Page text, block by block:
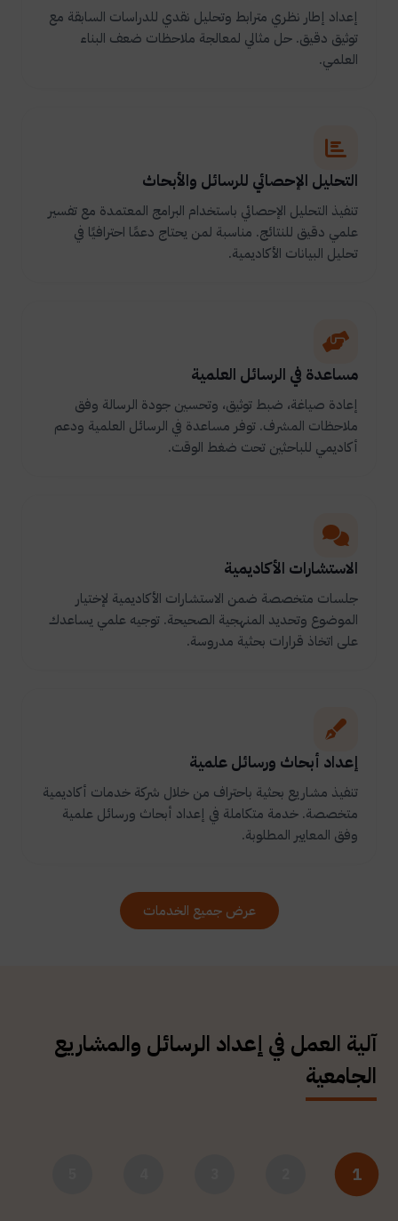
إعداد إطار نظري مترابط وتحليل نقدي للدراسات السابقة مع
توثيق دقيق. حل مثالي لمعالجة ملاحظات ضعف البناء
العلمي.
التحليل الإحصائي للرسائل والأبحاث
تنفيذ التحليل الإحصائي باستخدام البرامج المعتمدة مع تفسير
علمي دقيق للنتائج. مناسبة لمن يحتاج دعمًا احترافيًا في
تحليل البيانات الأكاديمية.
مساعدة في الرسائل العلمية
إعادة صياغة، ضبط توثيق، وتحسين جودة الرسالة وفق
ملاحظات المشرف. توفر مساعدة في الرسائل العلمية ودعم
أكاديمي للباحثين تحت ضغط الوقت.
الاستشارات الأكاديمية
جلسات متخصصة ضمن الاستشارات الأكاديمية لإختيار
الموضوع وتحديد المنهجية الصحيحة. توجيه علمي يساعدك
على اتخاذ قرارات بحثية مدروسة.
إعداد أبحاث ورسائل علمية
تنفيذ مشاريع بحثية باحتراف من خلال شركة خدمات أكاديمية
متخصصة. خدمة متكاملة في إعداد أبحاث ورسائل علمية
وفق المعايير المطلوبة.
عرض جميع الخدمات
آلية العمل في إعداد الرسائل والمشاريع
الجامعية
1